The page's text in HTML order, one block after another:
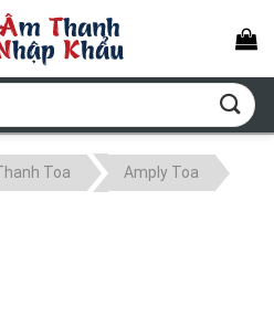
Toa Amply Toa